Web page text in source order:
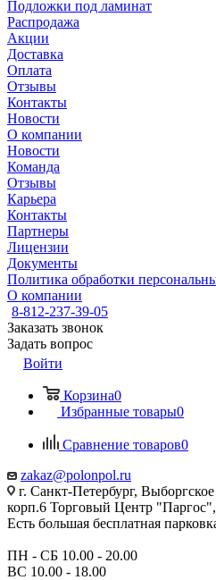
Подложки под ламинат
Распродажа
Акции
Доставка
Оплата
Отзывы
Контакты
Новости
О компании
Новости
Команда
Отзывы
Карьера
Контакты
Партнеры
Лицензии
Документы
Политика обработки
О компании
8-812-237-39-05
Заказать звонок
Задать вопрос
Войти
Корзина0
Избранные товары0
Сравнение товаров0
zakaz@polonpol.ru
г. Санкт-Петербург,
корп.6 Торговый Центр
Есть большая бесплатная
ПН - СБ 10.00 - 20.00
ВС 10.00 - 18.00